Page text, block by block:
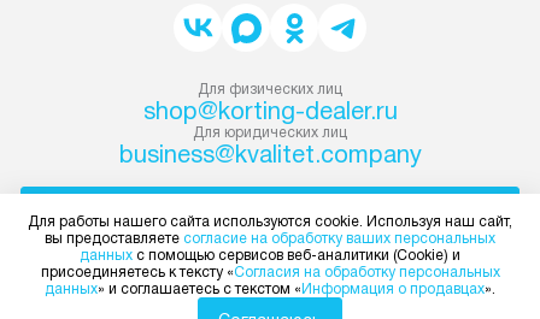
Для физических лиц
shop@korting-dealer.ru
Для юридических лиц
business@kvalitet.company
Политика конфиденциальности
Условия продажи
Для работы нашего сайта используются cookie. Используя наш сайт,
вы предоставляете согласие на обработку ваших персональных
данных с помощью сервисов веб-аналитики (Cookie) и
присоединяетесь к тексту «Согласия на обработку персональных
данных» и соглашаетесь с текстом « Информация о продавцах».